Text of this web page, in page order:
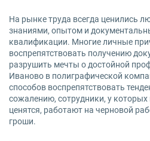
На рынке труда всегда ценились
знаниями, опытом и
квалификации. Многие личные
воспрепятствовать получению
разрушить мечты о достойной
Иваново в полиграфической
способов воспрепятствовать
сожалению, сотрудники, у которых
ценятся, работают на черновой
гроши.